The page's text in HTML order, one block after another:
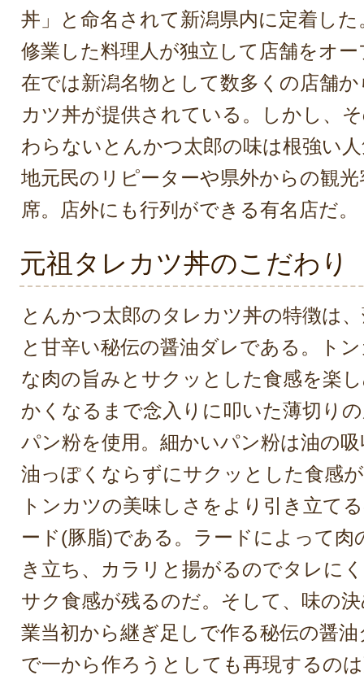
丼」と命名されて新潟県内に定着し
修業した料理人が独立して店舗をオ
在では新潟名物として数多くの店舗
カツ丼が提供されている。しかし、
わらないとんかつ太郎の味は根強い
地元民のリピーターや県外からの観
席。店外にも行列ができる有名店だ。
元祖タレカツ丼のこだわり
とんかつ太郎のタレカツ丼の特徴は
と甘辛い秘伝の醤油ダレである。ト
な肉の旨みとサクッとした食感を楽
かくなるまで念入りに叩いた薄切り
パン粉を使用。細かいパン粉は油の
油っぽくならずにサクッとした食感
トンカツの美味しさをより引き立て
ード(豚脂)である。ラードによって肉
き立ち、カラリと揚がるのでタレに
サク食感が残るのだ。そして、味の
業当初から継ぎ足しで作る秘伝の醤
で一から作ろうとしても再現するの